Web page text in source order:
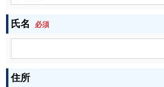
氏名 必須
住所